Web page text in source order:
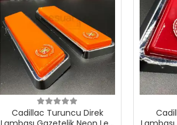
Cadillac Turuncu Direk